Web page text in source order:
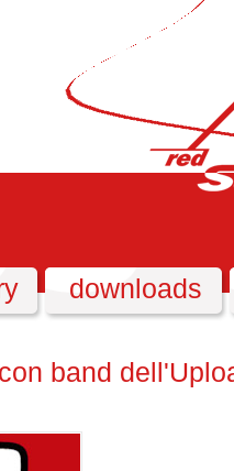
downloads
band